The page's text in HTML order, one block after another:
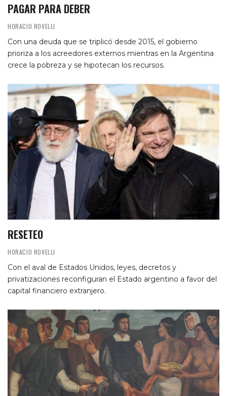
PAGAR PARA DEBER
HORACIO ROVELLI
Con una deuda que se triplicó desde 2015, el gobierno
prioriza a los acreedores externos mientras en la Argentina
crece la pobreza y se hipotecan los recursos.
RESETEO
HORACIO ROVELLI
Con el aval de Estados Unidos, leyes, decretos y
privatizaciones reconfiguran el Estado argentino a favor del
capital financiero extranjero.